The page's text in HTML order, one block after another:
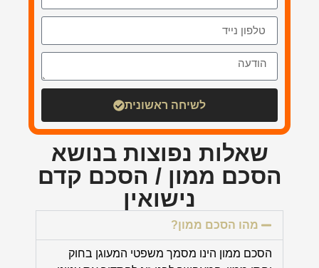
לשיחה ראשונית
שאלות נפוצות בנושא
הסכם ממון / הסכם קדם
נישואין
מהו הסכם ממון?
הסכם ממון הינו מסמך משפטי המעוגן בחוק